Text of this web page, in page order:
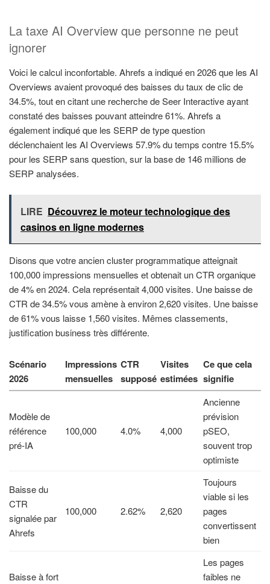
La taxe AI Overview que personne ne peut
ignorer
Voici le calcul inconfortable. Ahrefs a indiqué en 2026 que les AI
Overviews avaient provoqué des baisses du taux de clic de
34.5%, tout en citant une recherche de Seer Interactive ayant
constaté des baisses pouvant atteindre 61%. Ahrefs a
également indiqué que les SERP de type question
déclenchaient les AI Overviews 57.9% du temps contre 15.5%
pour les SERP sans question, sur la base de 146 millions de
SERP analysées.
LIRE Découvrez le moteur technologique des
casinos en ligne modernes
Disons que votre ancien cluster programmatique atteignait
100,000 impressions mensuelles et obtenait un CTR organique
de 4% en 2024. Cela représentait 4,000 visites. Une baisse de
CTR de 34.5% vous amène à environ 2,620 visites. Une baisse
de 61% vous laisse 1,560 visites. Mêmes classements,
justification business très différente.
Scénario
2026
Impressions
mensuelles
CTR
supposé
Visites
estimées
Ce que cela
signifie
Modèle de
référence
pré-IA
100,000 4.0% 4,000
Ancienne
prévision
pSEO,
souvent trop
optimiste
Baisse du
CTR
signalée par
Ahrefs
100,000 2.62% 2,620
Toujours
viable si les
pages
convertissent
bien
Baisse à fort
Les pages
faibles ne